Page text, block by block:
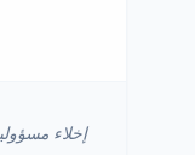
إخلاء